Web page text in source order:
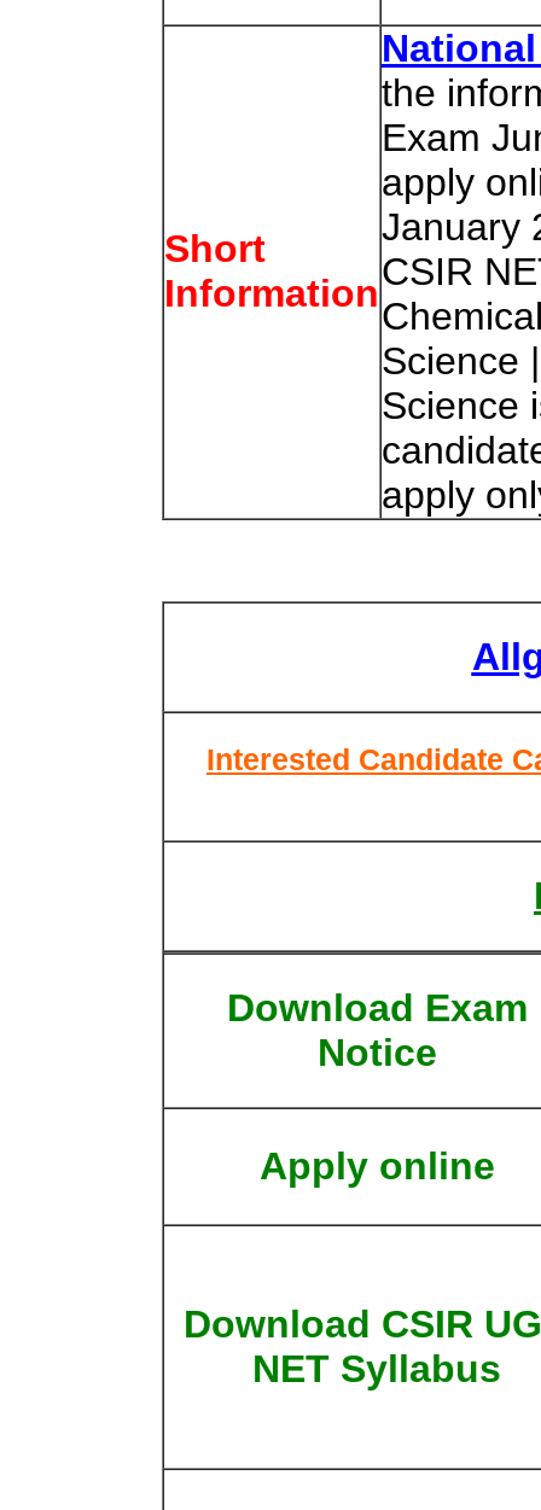
Short
Information
the
Exam
apply
January
CSIR
Science
Science
apply
Interested Candidate
Download Exam
Notice
Apply online
Download CSIR
NET Syllabus